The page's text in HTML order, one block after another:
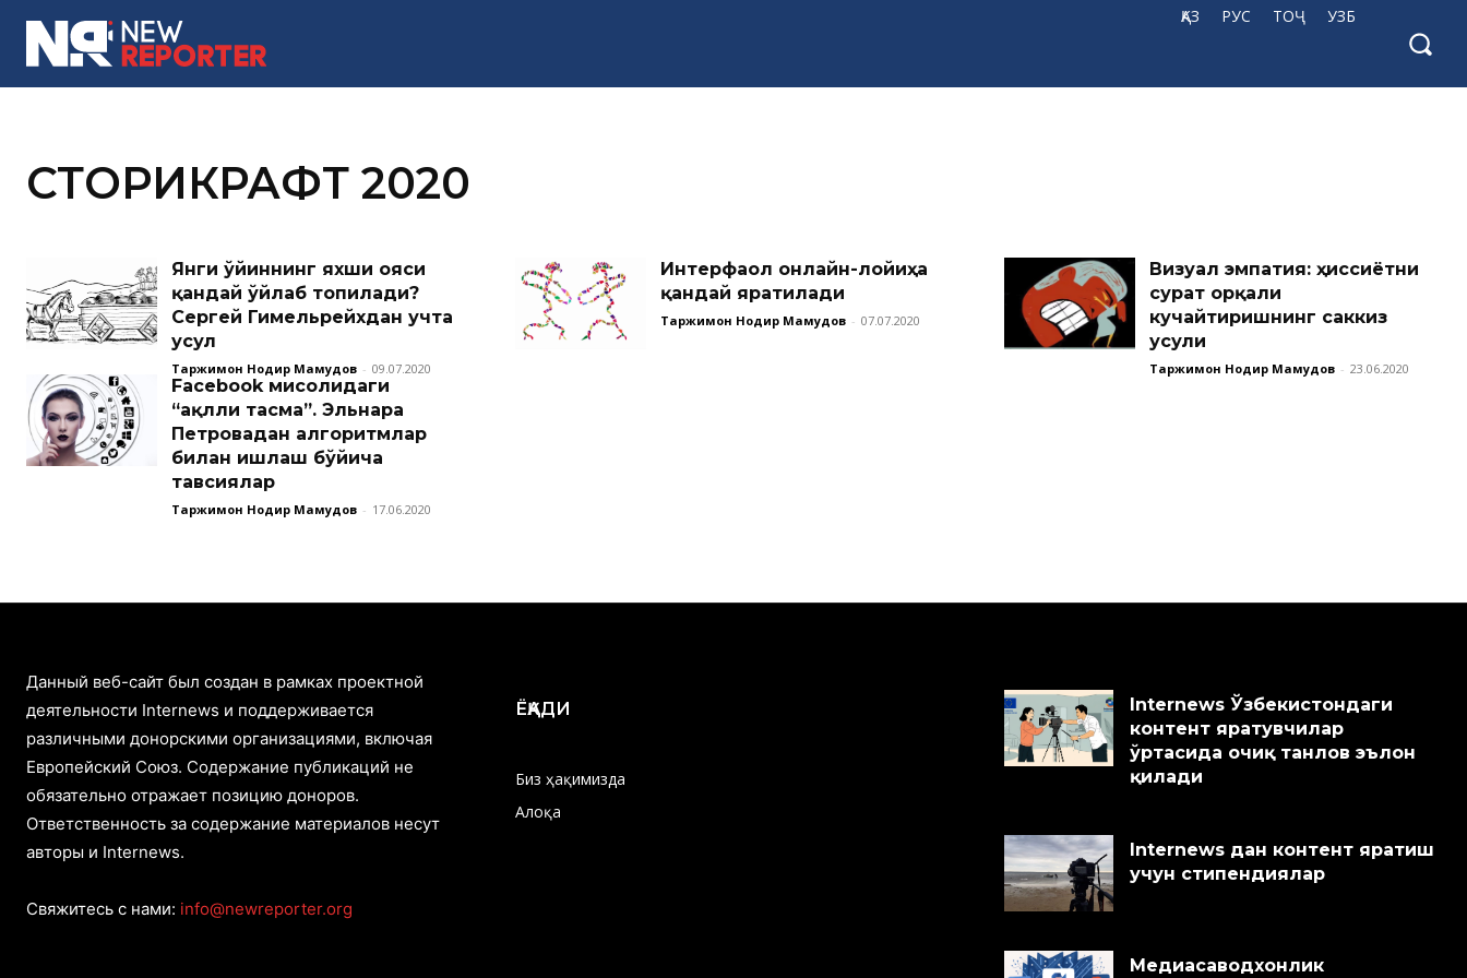
ҚАЗ РУС ТОҶ УЗБ
СТОРИКРАФТ 2020
Янги ўйиннинг яхши ғояси
қандай ўйлаб топилади?
Сергей Гимельрейхдан учта
усул
Таржимон Нодир Маҳмудов - 09.07.2020
Интерфаол онлайн-лойиҳа
қандай яратилади
Таржимон Нодир Маҳмудов - 07.07.2020
Визуал эмпатия: ҳиссиётни
сурат орқали
кучайтиришнинг саккиз
усули
Таржимон Нодир Маҳмудов - 23.06.2020
Facebook мисолидаги
“ақлли тасма”. Эльнара
Петровадан алгоритмлар
билан ишлаш бўйича
тавсиялар
Таржимон Нодир Маҳмудов - 17.06.2020
Данный веб-сайт был создан в рамках проектной
деятельности Internews и поддерживается
различными донорскими организациями, включая
Европейский Союз. Содержание публикаций не
обязательно отражает позицию доноров.
Ответственность за содержание материалов несут
авторы и Internews.
Свяжитесь с нами: info@newreporter.org
ЁҚАДИ
Биз ҳақимизда
Алоқа
Internews Ўзбекистондаги
контент яратувчилар
ўртасида очиқ танлов эълон
қилади
Internews дан контент яратиш
учун стипендиялар
Медиасаводхонлик